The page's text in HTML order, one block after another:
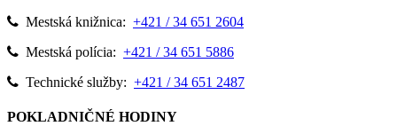
Mestská knižnica: +421 / 34 651 2604
Mestská polícia: +421 / 34 651 5886
Technické služby: +421 / 34 651 2487
POKLADNIČNÉ HODINY